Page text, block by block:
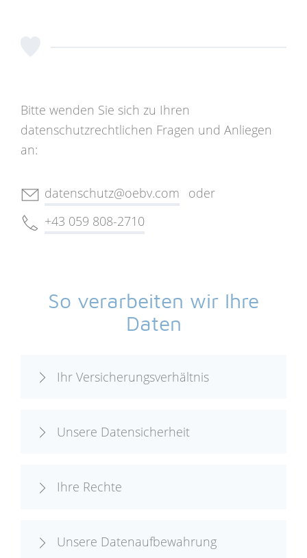
Bitte wenden Sie sich zu Ihren
datenschutzrechtlichen Fragen und Anliegen
an:
datenschutz@oebv.com
oder
+43 059 808-2710
So verarbeiten wir Ihre
Daten
Ihr Versicherungsverhältnis
Unsere Datensicherheit
Ihre Rechte
Unsere Datenaufbewahrung